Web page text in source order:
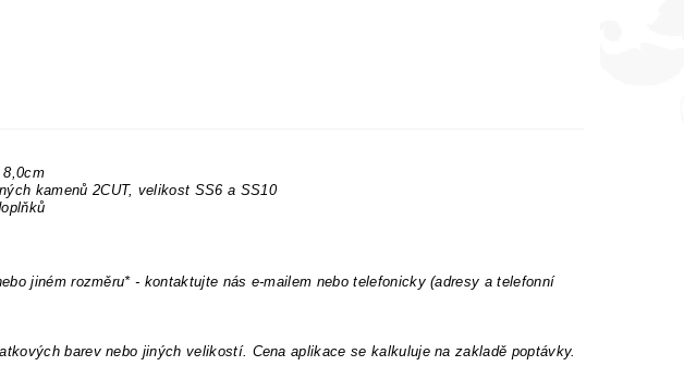
kamenů 2CUT, velikost SS6 a SS10
jiném rozměru* - kontaktujte nás e-mailem nebo telefonicky (adresy a telefonní
barev nebo jiných velikostí. Cena aplikace se kalkuluje na zakladě poptávky.